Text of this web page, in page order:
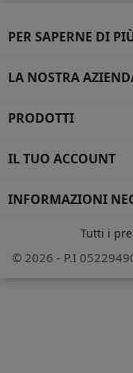
PER SAPERNE DI
LA NOSTRA
PRODOTTI
IL TUO ACCOUNT
INFORMAZIONI
Tutti i
© 2026 - P.I